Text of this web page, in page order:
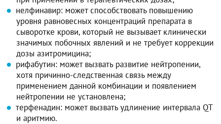
нелфинавир: может способствовать повышению
уровня равновесных концентраций препарата в
сыворотке крови, который не вызывает клинически
значимых побочных явлений и не требует коррекции
дозы азитромицина;
рифабутин: может вызвать развитие нейтропении,
хотя причинно-следственная связь между
применением данной комбинации и появлением
нейтропении не установлена;
терфенадин: может вызвать удлинение интервала QT
и аритмию.